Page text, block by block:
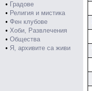
• Градове
• Религия и мистика
• Фен клубове
• Хоби, Развлечения
• Общества
• Я, архивите са живи